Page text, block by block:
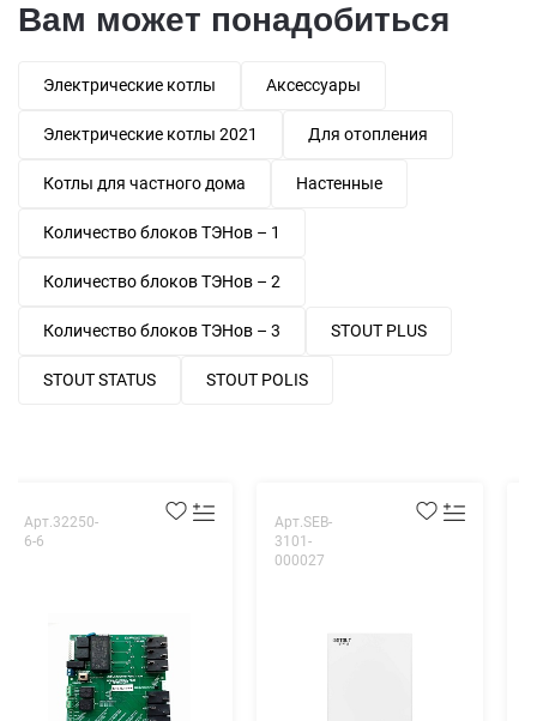
Вам может понадобиться
Электрические котлы Аксессуары
Электрические котлы 2021 Для отопления
Котлы для частного дома Настенные
Количество блоков ТЭНов – 1
Количество блоков ТЭНов – 2
Количество блоков ТЭНов – 3 STOUT PLUS
STOUT STATUS STOUT POLIS
Арт.32250-
6-6
Арт.SEB-
3101-
000027